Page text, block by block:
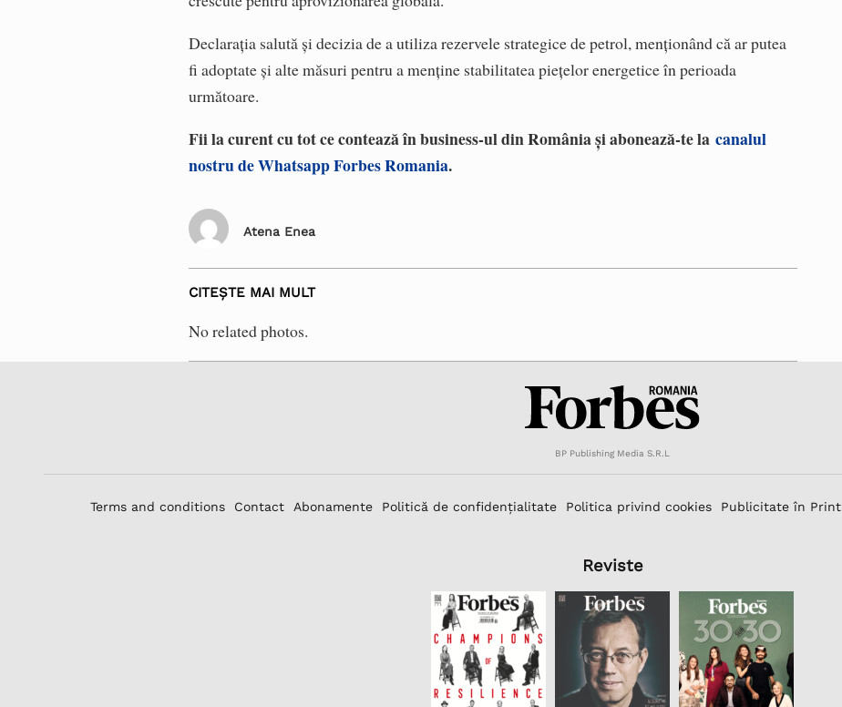
Declarația salută și decizia de a utiliza rezervele strategice de petrol, menționând că ar putea
fi adoptate și alte măsuri pentru a menține stabilitatea piețelor energetice în perioada
următoare.
Fii la curent cu tot ce contează în business-ul din România și abonează-te lacanalul
nostru de Whatsapp Forbes Romania.
Atena Enea
CITEȘTE MAI MULT
No related photos.
BP Publishing Media S.R.L
Terms and conditions Contact Abonamente Politică de confidențialitate Politica privind cookies Publicitate în Print
Reviste